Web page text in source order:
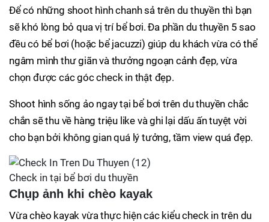
Để có những shoot hình chanh sả trên du thuyền thì bạn
sẽ khó lòng bỏ qua vị trí bể bơi. Đa phần du thuyền 5 sao
đều có bể bơi (hoặc bể jacuzzi) giúp du khách vừa có thể
ngâm mình thư giãn và thưởng ngoạn cảnh đẹp, vừa
chọn được các góc check in thật đẹp.
Shoot hình sống ảo ngay tại bể bơi trên du thuyền chắc
chắn sẽ thu về hàng triệu like và ghi lại dấu ấn tuyệt vời
cho bạn bởi không gian quá lý tưởng, tầm view quá đẹp.
Check in tại bể bơi du thuyền
Chụp ảnh khi chèo kayak
Vừa chèo kayak vừa thực hiện các kiểu check in trên du